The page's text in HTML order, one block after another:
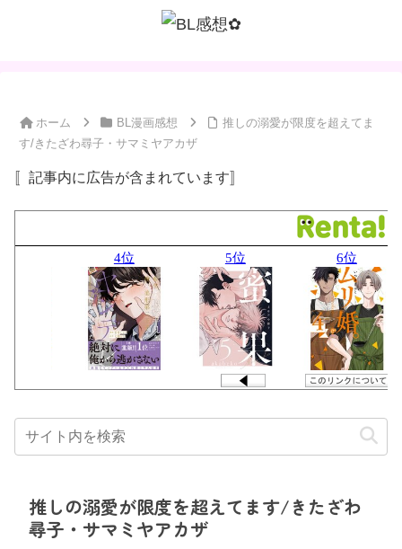
ホーム BL漫画感想
推しの溺愛が限度を超えてま
す/きたざわ尋子・サマミヤアカザ
〚記事内に広告が含まれています〛
推しの溺愛が限度を超えてます/きたざわ
尋子・サマミヤアカザ